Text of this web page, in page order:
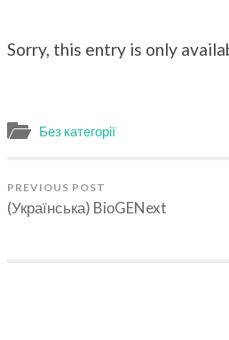
Sorry, this entry is only
Без категорії
PREVIOUS POST
(Українська) BiоGENext